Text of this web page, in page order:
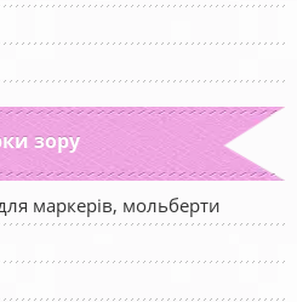
зору
маркерів, мольберти